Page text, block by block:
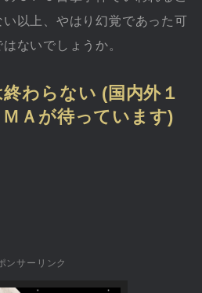
以上、やはり幻覚であった可
ないでしょうか。
わらない (国内外１
Ａが待っています)
ンサーリンク